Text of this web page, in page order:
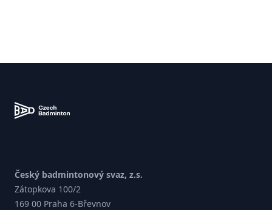
Český badmintonový svaz, z.s.
Zátopkova 100/2
169 00 Praha 6-Břevnov